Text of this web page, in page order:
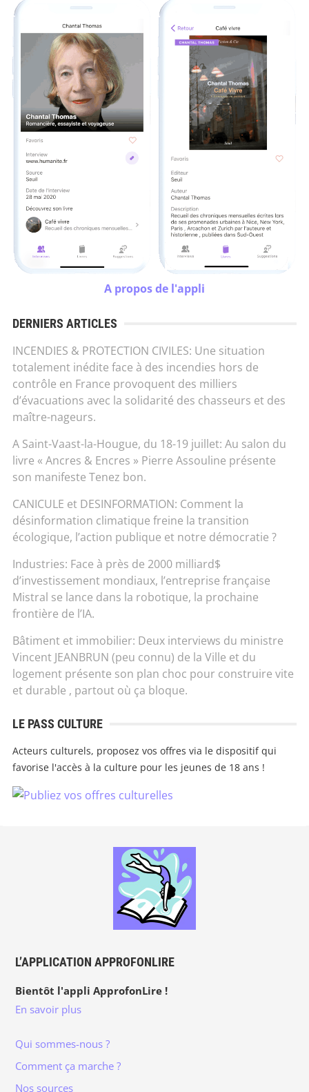
A propos de l'appli
DERNIERS ARTICLES
INCENDIES & PROTECTION CIVILES: Une situation
totalement inédite face à des incendies hors de
contrôle en France provoquent des milliers
d’évacuations avec la solidarité des chasseurs et des
maître-nageurs.
A Saint-Vaast-la-Hougue, du 18-19 juillet: Au salon du
livre « Ancres & Encres » Pierre Assouline présente
son manifeste Tenez bon.
CANICULE et DESINFORMATION: Comment la
désinformation climatique freine la transition
écologique, l’action publique et notre démocratie ?
Industries: Face à près de 2000 milliard$
d’investissement mondiaux, l’entreprise française
Mistral se lance dans la robotique, la prochaine
frontière de l’IA.
Bâtiment et immobilier: Deux interviews du ministre
Vincent JEANBRUN (peu connu) de la Ville et du
logement présente son plan choc pour construire vite
et durable , partout où ça bloque.
LE PASS CULTURE
Acteurs culturels, proposez vos offres via le dispositif qui
favorise l'accès à la culture pour les jeunes de 18 ans !
L’APPLICATION APPROFONLIRE
Bientôt l'appli ApprofonLire !
En savoir plus
Qui sommes-nous ?
Comment ça marche ?
Nos sources